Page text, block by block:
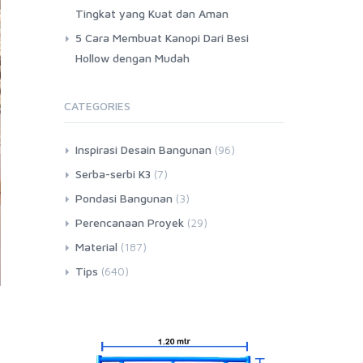
Tingkat yang Kuat dan Aman
5 Cara Membuat Kanopi Dari Besi
Hollow dengan Mudah
CATEGORIES
Inspirasi Desain Bangunan (96)
Serba-serbi K3 (7)
Pondasi Bangunan (3)
Perencanaan Proyek (29)
Material (187)
Tips (640)